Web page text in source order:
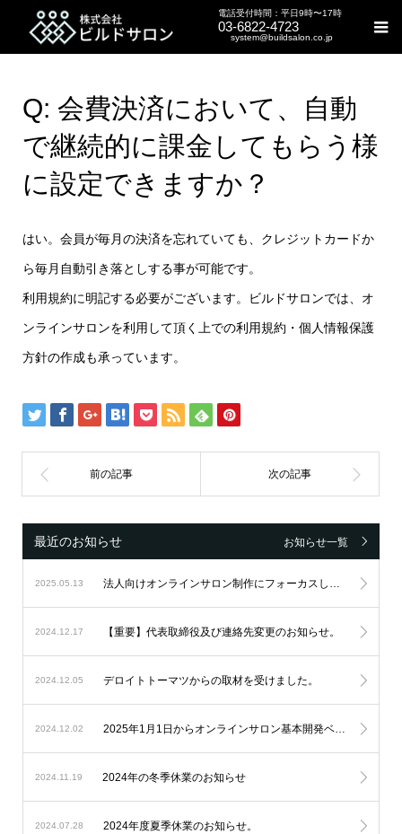
電話受付時間：平日9時〜17時
03-6822-4723
system@buildsalon.co.jp
Q: 会費決済において、自動
で継続的に課金してもらう様
に設定できますか？
はい。会員が毎月の決済を忘れていても、クレジットカードか
ら毎月自動引き落としする事が可能です。
利用規約に明記する必要がございます。ビルドサロンでは、オ
ンラインサロンを利用して頂く上での利用規約・個人情報保護
方針の作成も承っています。
最近のお知らせ お知らせ一覧
2025.05.13 法人向けオンラインサロン制作にフォーカスし続け、設立6周年を迎えました。
2024.12.17 【重要】代表取締役及び連絡先変更のお知らせ。
2024.12.05 デロイトトーマツからの取材を受けました。
2024.12.02 2025年1月1日からオンラインサロン基本開発ベースシステムの料金改定を実施します。
2024.11.19 2024年の冬季休業のお知らせ
2024.07.28 2024年度夏季休業のお知らせ。